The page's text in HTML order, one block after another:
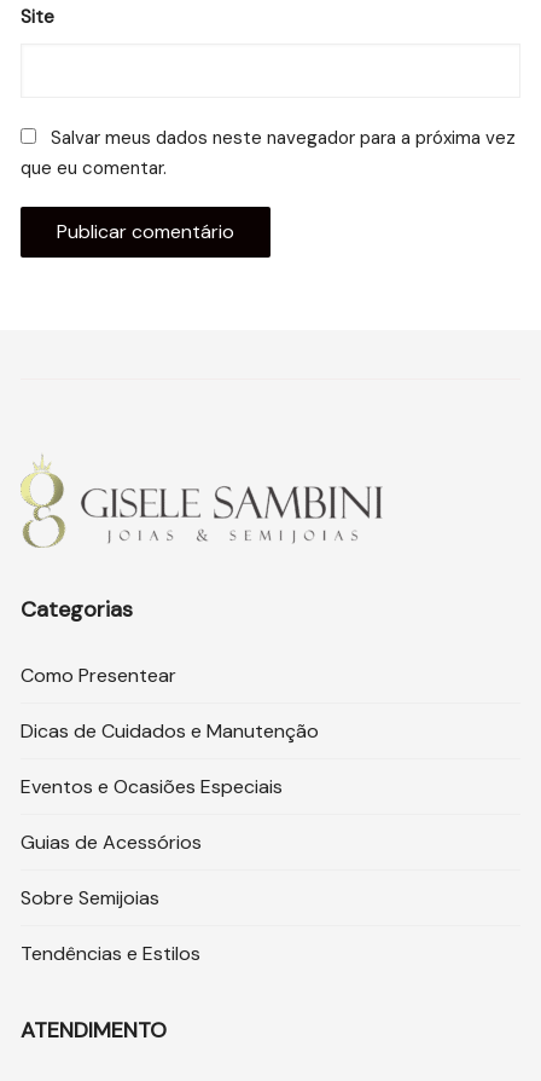
Site
Salvar meus dados neste navegador para a próxima vez
que eu comentar.
Categorias
Como Presentear
Dicas de Cuidados e Manutenção
Eventos e Ocasiões Especiais
Guias de Acessórios
Sobre Semijoias
Tendências e Estilos
ATENDIMENTO